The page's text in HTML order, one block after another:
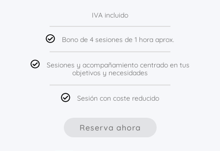
IVA incluido
Bono de 4 sesiones de 1 hora aprox.
Sesiones y acompañamiento centrado en tus
objetivos y necesidades
Sesión con coste reducido
Reserva ahora